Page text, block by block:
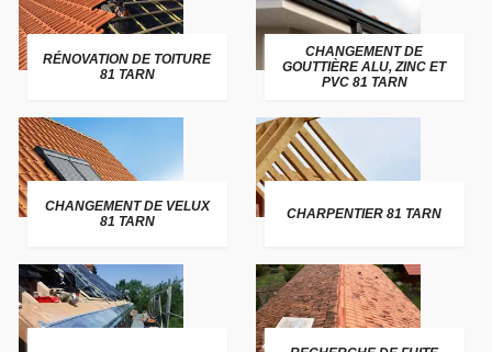
RÉNOVATION DE TOITURE
81 TARN
CHANGEMENT DE
GOUTTIÈRE ALU, ZINC ET
PVC 81 TARN
CHANGEMENT DE VELUX
81 TARN
CHARPENTIER 81 TARN